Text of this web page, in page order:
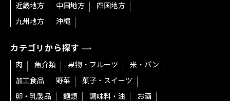
近畿地方
中国地方
四国地方
九州地方
沖縄
カテゴリから探す
肉 魚介類 果物・フルーツ
米・パン
加工食品
野菜
菓子・スイーツ
卵・乳製品
麺類 調味料・油
お酒